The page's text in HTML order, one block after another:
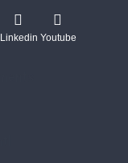
Linkedin Youtube